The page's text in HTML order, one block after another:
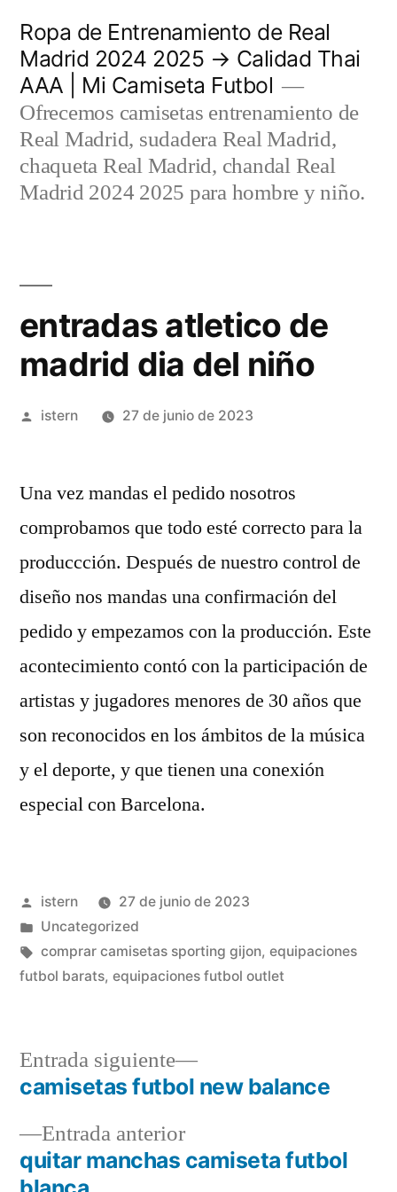
contenido
Ropa de Entrenamiento de Real
Madrid 2024 2025 → Calidad Thai
AAA | Mi Camiseta Futbol
Ofrecemos camisetas entrenamiento de
Real Madrid, sudadera Real Madrid,
chaqueta Real Madrid, chandal Real
Madrid 2024 2025 para hombre y niño.
entradas atletico de
madrid dia del niño
Publicado
istern 27 de junio de 2023
Una vez mandas el pedido nosotros
comprobamos que todo esté correcto para la
produccción. Después de nuestro control de
diseño nos mandas una confirmación del
pedido y empezamos con la producción. Este
acontecimiento contó con la participación de
artistas y jugadores menores de 30 años que
son reconocidos en los ámbitos de la música
y el deporte, y que tienen una conexión
especial con Barcelona.
Publicado
por
istern
27 de junio de 2023
Publicado
en
Uncategorized
Etiquetas:
comprar camisetas sporting gijon, equipaciones
futbol barats, equipaciones futbol outlet
Navegación
deEntrada anteriorEntrada
anterior:
quitar manchas camiseta futbol
Entrada siguiente
Entrada
siguiente:
camisetas futbol new balance